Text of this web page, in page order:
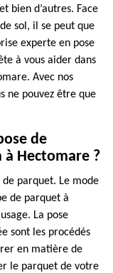
bien d’autres. Face
sol, il se peut que
experte en pose
à vous aider dans
Avec nos
ne pouvez être que
de
Hectomare ?
de parquet. Le mode
de parquet à
La pose
sont les procédés
en matière de
le parquet de votre